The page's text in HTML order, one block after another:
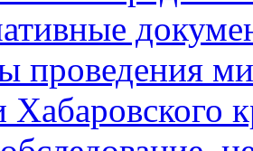
проведения
Хабаровского